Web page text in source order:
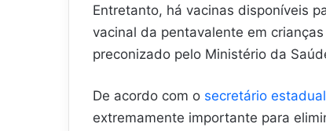
Entretanto, há vacinas disponíveis
vacinal da pentavalente em
preconizado pelo Ministério da
De acordo com o secretário
extremamente importante para